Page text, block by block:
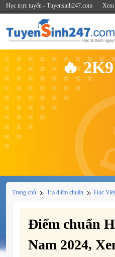
Học trực tuyến - Tuyensinh247.com Xem
🔥
Trang chủ Tra điểm chuẩn Học
Điểm chuẩn
Nam 2024,